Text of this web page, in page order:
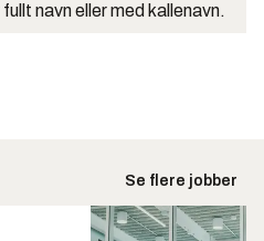
navn eller med kallenavn.
Se flere jobber